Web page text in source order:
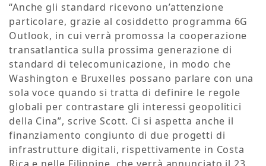
“Anche gli standard ricevono un’attenzione
particolare, grazie al cosiddetto programma 6G
Outlook, in cui verrà promossa la cooperazione
transatlantica sulla prossima generazione di
standard di telecomunicazione, in modo che
Washington e Bruxelles possano parlare con una
sola voce quando si tratta di definire le regole
globali per contrastare gli interessi geopolitici
della Cina”, scrive Scott. Ci si aspetta anche il
finanziamento congiunto di due progetti di
infrastrutture digitali, rispettivamente in Costa